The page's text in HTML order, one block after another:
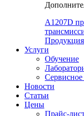
А1207D
Услуги
Обучение
Новости
Статьи
Цены
Прайс-